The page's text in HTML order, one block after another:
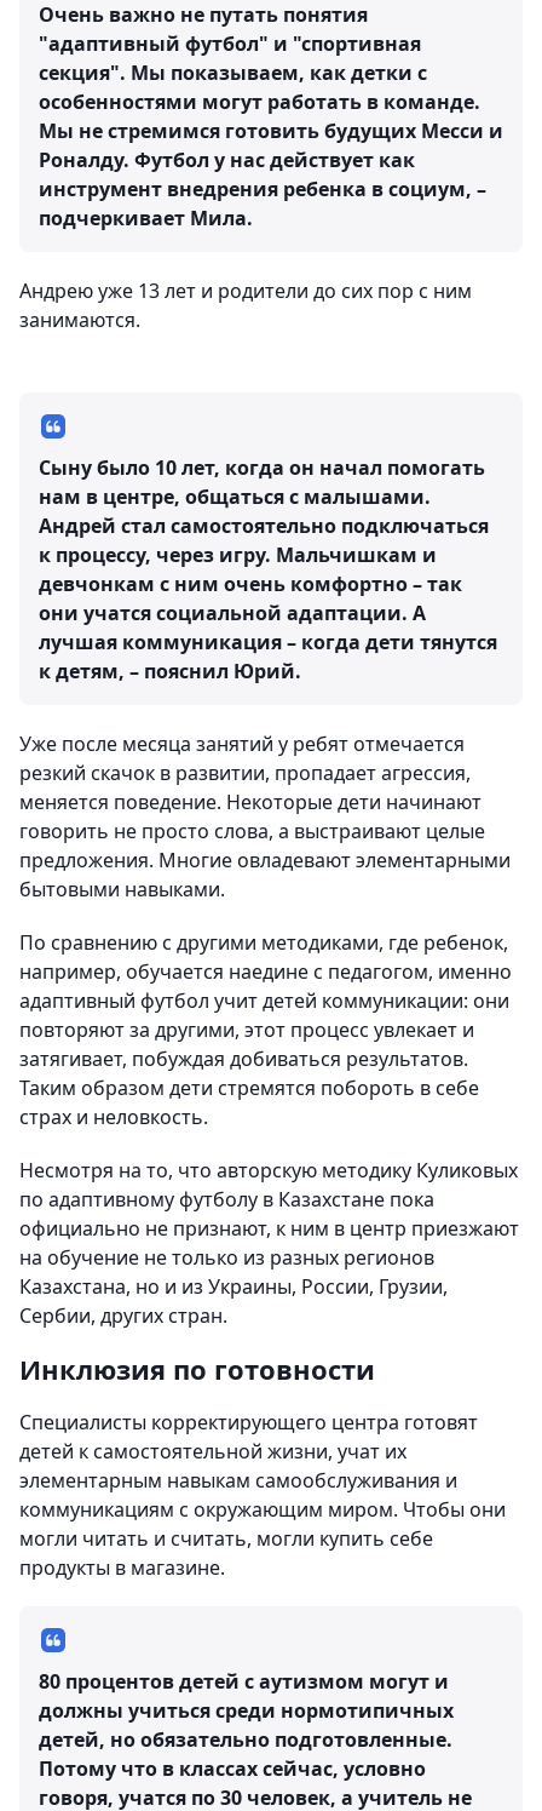
Очень важно не путать понятия
"адаптивный футбол" и "спортивная
секция". Мы показываем, как детки с
особенностями могут работать в команде.
Мы не стремимся готовить будущих Месси и
Роналду. Футбол у нас действует как
инструмент внедрения ребенка в социум, –
подчеркивает Мила.
Андрею уже 13 лет и родители до сих пор с ним
занимаются.
Сыну было 10 лет, когда он начал помогать
нам в центре, общаться с малышами.
Андрей стал самостоятельно подключаться
к процессу, через игру. Мальчишкам и
девчонкам с ним очень комфортно – так
они учатся социальной адаптации. А
лучшая коммуникация – когда дети тянутся
к детям, – пояснил Юрий.
Уже после месяца занятий у ребят отмечается
резкий скачок в развитии, пропадает агрессия,
меняется поведение. Некоторые дети начинают
говорить не просто слова, а выстраивают целые
предложения. Многие овладевают элементарными
бытовыми навыками.
По сравнению с другими методиками, где ребенок,
например, обучается наедине с педагогом, именно
адаптивный футбол учит детей коммуникации: они
повторяют за другими, этот процесс увлекает и
затягивает, побуждая добиваться результатов.
Таким образом дети стремятся побороть в себе
страх и неловкость.
Несмотря на то, что авторскую методику Куликовых
по адаптивному футболу в Казахстане пока
официально не признают, к ним в центр приезжают
на обучение не только из разных регионов
Казахстана, но и из Украины, России, Грузии,
Сербии, других стран.
Инклюзия по готовности
Специалисты корректирующего центра готовят
детей к самостоятельной жизни, учат их
элементарным навыкам самообслуживания и
коммуникациям с окружающим миром. Чтобы они
могли читать и считать, могли купить себе
продукты в магазине.
80 процентов детей с аутизмом могут и
должны учиться среди нормотипичных
детей, но обязательно подготовленные.
Потому что в классах сейчас, условно
говоря, учатся по 30 человек, а учитель не